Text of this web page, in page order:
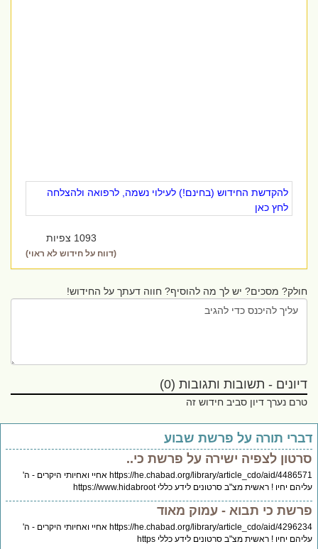
להקדשת החידוש (בחינם!) לעילוי נשמה, לרפואה ולהצלחה
לחץ כאן
1093 צפיות
(דווח על חידוש לא ראוי)
חולק? מסכים? יש לך מה להוסיף? חווה דעתך על החידוש!
דיונים - תשובות ותגובות (0)
טרם נערך דיון סביב חידוש זה
דברי תורה על פרשת שבוע
סרטון לצפיה ישירה על פרשת כי..
https://he.chabad.org/library/article_cdo/aid/4486571 אחיי ואחיותי היקרים - ה'
עליהם יחיו ! ראשית מצ"ב סרטונים לידע כללי https://www.hidabroot
פרשת כי תבוא - עמוק מאוד
https://he.chabad.org/library/article_cdo/aid/4296234 אחיי ואחיותי היקרים - ה'
עליהם יחיו ! ראשית מצ"ב סרטונים לידע כללי https